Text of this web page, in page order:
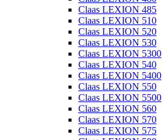
Claas LEXION 485
Claas LEXION 510
Claas LEXION 520
Claas LEXION 530
Claas LEXION 5300
Claas LEXION 540
Claas LEXION 5400
Claas LEXION 550
Claas LEXION 5500
Claas LEXION 560
Claas LEXION 570
Claas LEXION 575